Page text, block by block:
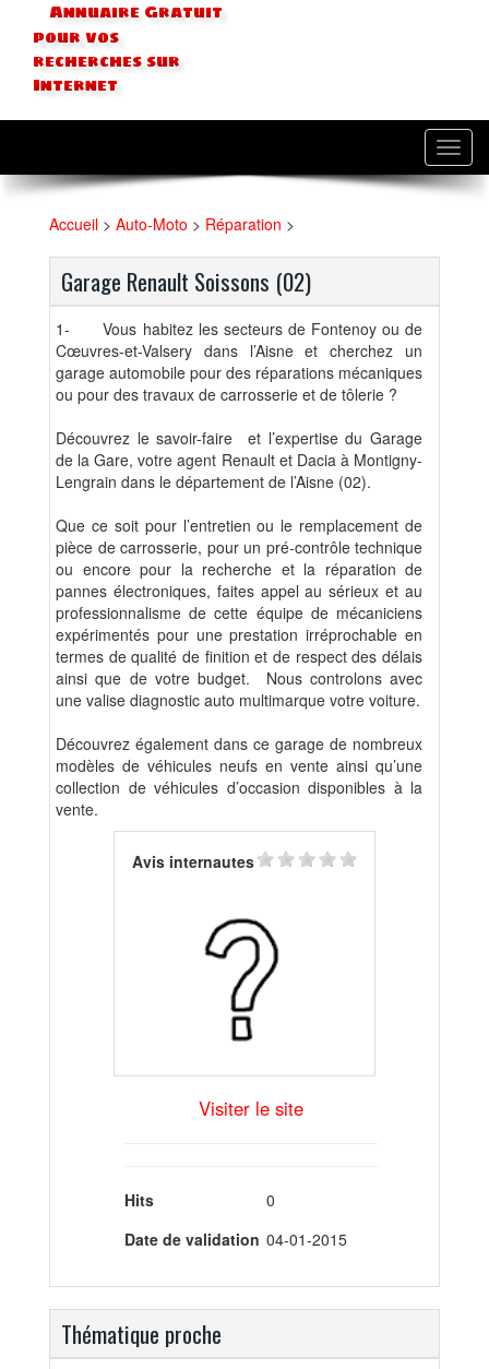
Annuaire Gratuit
pour vos
recherches sur
Internet
Accueil > Auto-Moto > Réparation >
Garage Renault Soissons (02)
1-
Vous habitez les secteurs de Fontenoy ou de
Cœuvres-et-Valsery dans l’Aisne et cherchez un
garage automobile pour des réparations mécaniques
ou pour des travaux de carrosserie et de tôlerie ?
Découvrez le savoir-faire et l’expertise du Garage
de la Gare, votre agent Renault et Dacia à Montigny-
Lengrain dans le département de l’Aisne (02).
Que ce soit pour l’entretien ou le remplacement de
pièce de carrosserie, pour un pré-contrôle technique
ou encore pour la recherche et la réparation de
pannes électroniques, faites appel au sérieux et au
professionnalisme de cette équipe de mécaniciens
expérimentés pour une prestation irréprochable en
termes de qualité de finition et de respect des délais
ainsi que de votre budget. Nous controlons avec
une valise diagnostic auto multimarque votre voiture.
Découvrez également dans ce garage de nombreux
modèles de véhicules neufs en vente ainsi qu’une
collection de véhicules d’occasion disponibles à la
vente.
Avis internautes
Visiter le site
Hits
0
Date de validation 04-01-2015
Thématique proche